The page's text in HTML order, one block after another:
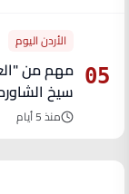
05
الأردن اليوم
مهم من
سيخ
منذ 5 أيام